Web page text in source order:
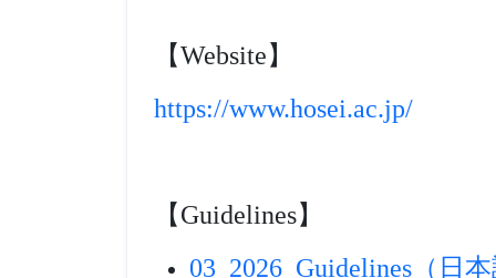
【Website】
https://www.hosei.ac.jp/
【Guidelines】
03_2026_Guidelines（日